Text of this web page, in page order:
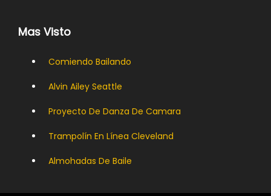
Mas Visto
Comiendo Bailando
Alvin Ailey Seattle
Proyecto De Danza De Camara
Trampolín En Línea Cleveland
Almohadas De Baile